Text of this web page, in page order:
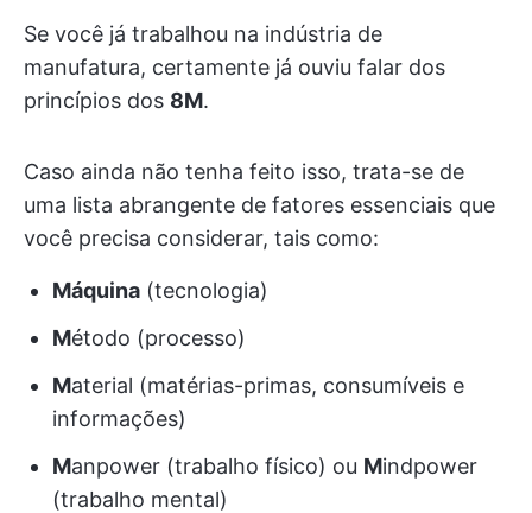
Se você já trabalhou na indústria de
manufatura, certamente já ouviu falar dos
princípios dos 8M.
Caso ainda não tenha feito isso, trata-se de
uma lista abrangente de fatores essenciais que
você precisa considerar, tais como:
Máquina (tecnologia)
Método (processo)
Material (matérias-primas, consumíveis e
informações)
Manpower (trabalho físico) ou Mindpower
(trabalho mental)